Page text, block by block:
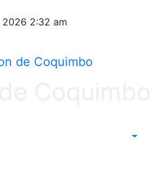
2026 2:32 am